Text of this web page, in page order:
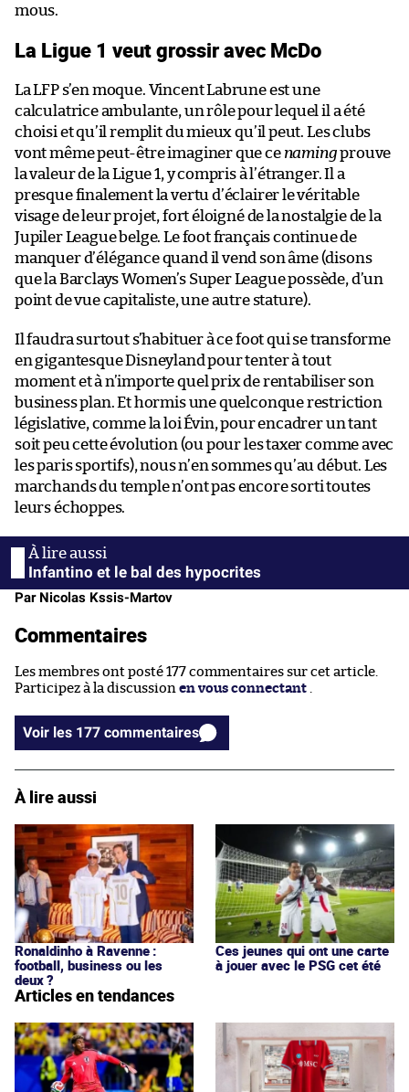
mous.
La Ligue 1 veut grossir avec McDo
La LFP s’en moque. Vincent Labrune est une
calculatrice ambulante, un rôle pour lequel il a été
choisi et qu’il remplit du mieux qu’il peut. Les clubs
vont même peut-être imaginer que ce namingprouve
la valeur de la Ligue 1, y compris à l’étranger. Il a
presque finalement la vertu d’éclairer le véritable
visage de leur projet, fort éloigné de la nostalgie de la
Jupiler League belge. Le foot français continue de
manquer d’élégance quand il vend son âme (disons
que la Barclays Women’s Super League possède, d’un
point de vue capitaliste, une autre stature).
Il faudra surtout s’habituer à ce foot qui se transforme
en gigantesque Disneyland pour tenter à tout
moment et à n’importe quel prix de rentabiliser son
business plan. Et hormis une quelconque restriction
législative, comme la loi Évin, pour encadrer un tant
soit peu cette évolution (ou pour les taxer comme avec
les paris sportifs), nous n’en sommes qu’au début. Les
marchands du temple n’ont pas encore sorti toutes
leurs échoppes.
Infantino et le bal des hypocrites
Par Nicolas Kssis-Martov
Commentaires
Les membres ont posté 177 commentaires sur cet article.
Participez à la discussion en vous connectant
Voir les 177 commentaires
À lire aussi
Ronaldinho à Ravenne :
football, business ou les
deux ?
Ces jeunes qui ont une carte
à jouer avec le PSG cet été
Articles en tendances